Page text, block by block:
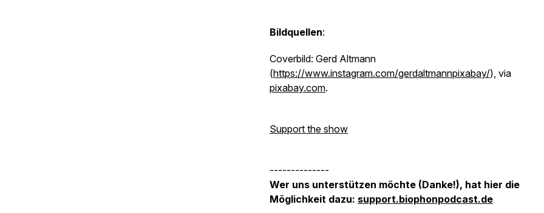
Bildquellen:
Coverbild: Gerd Altmann
(https://www.instagram.com/gerdaltmannpixabay/), via
pixabay.com.
Support the show
--------------
Wer uns unterstützen möchte (Danke!), hat hier die
Möglichkeit dazu: support.biophonpodcast.de